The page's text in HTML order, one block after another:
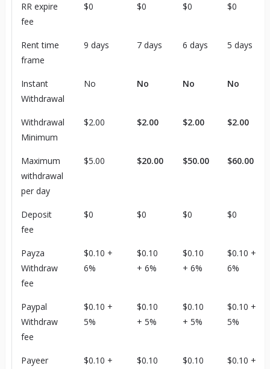
RR expire
fee
$0 $0 $0 $0
Rent time
frame
9 days 7 days 6 days 5 days
Instant
Withdrawal
No No No No
Withdrawal
Minimum
$2.00 $2.00 $2.00 $2.00
Maximum
withdrawal
per day
$5.00 $20.00 $50.00 $60.00
Deposit
fee
$0 $0 $0 $0
Payza
Withdraw
fee
$0.10 +
6%
$0.10
+ 6%
$0.10
+ 6%
$0.10 +
6%
Paypal
Withdraw
fee
$0.10 +
5%
$0.10
+ 5%
$0.10
+ 5%
$0.10 +
5%
Payeer
$0.10 +
$0.10
$0.10
$0.10 +